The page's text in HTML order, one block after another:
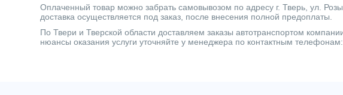
Оплаченный товар можно забрать самовывозом по адресу г. Тверь, ул.
доставка осуществляется под заказ, после внесения полной предоплаты.
По Твери и Тверской области доставляем заказы автотранспортом
нюансы оказания услуги уточняйте у менеджера по контактным